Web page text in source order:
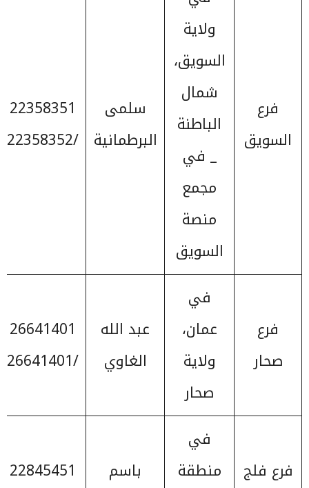
فرع
السويق
ولاية
السويق،
شمال
الباطنة
_ في
مجمع
منصة
السويق
سلمى
البرطمانية
22358351
/22358352
فرع
صحار
في
عمان،
ولاية
صحار
عبد الله
الغاوي
26641401
/26641401
فرع فلج
في
منطقة
باسم
22845451